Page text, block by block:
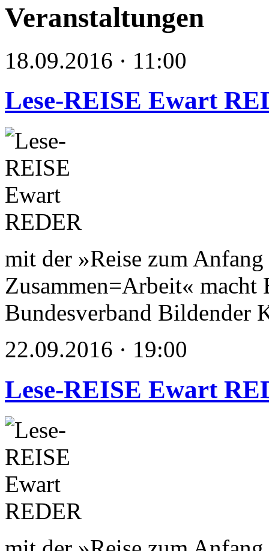
Veranstaltungen
18.09.2016 · 11:00
Lese-REISE Ewart
mit der »Reise zum
Zusammen=Arbeit« macht
Bundesverband Bildender
22.09.2016 · 19:00
Lese-REISE Ewart